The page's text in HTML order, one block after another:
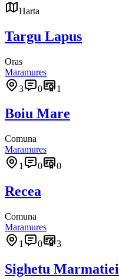
Harta
Targu Lapus
Oras
Maramures
3
0 1
Boiu Mare
Comuna
Maramures
1
0 0
Recea
Comuna
Maramures
1
0 3
Sighetu Marmatiei